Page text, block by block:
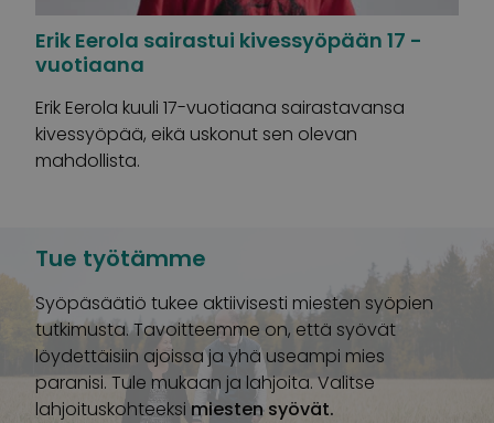
Erik Eerola sairastui kivessyöpään 17 -
vuotiaana
Erik Eerola kuuli 17-vuotiaana sairastavansa
kivessyöpää, eikä uskonut sen olevan
mahdollista.
Tue työtämme
Syöpäsäätiö tukee aktiivisesti miesten syöpien
tutkimusta. Tavoitteemme on, että syövät
löydettäisiin ajoissa ja yhä useampi mies
paranisi. Tule mukaan ja lahjoita. Valitse
lahjoituskohteeksimiesten syövät.